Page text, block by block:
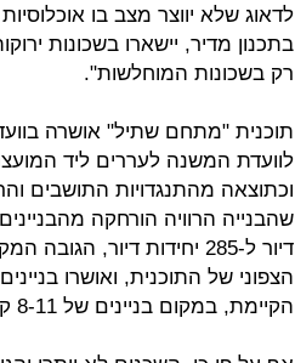
לדאוג שלא יווצר מצב בו
בתכנון מדיר, יישארו בשכונות
רק בשכונות המוחלשות".
תוכנית "מתחם שתיל" אושרה
לוועדת המשנה לעררים ליד
וכתוצאה מהתנגדויות התושבים
הקיימת, במקום בניינים של 8-11 קומות בתוכנית המקורית.